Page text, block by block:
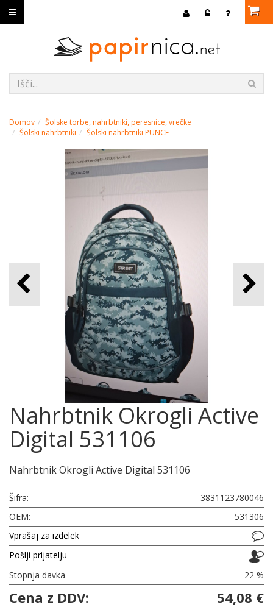
Domov
Šolske torbe, nahrbtniki, peresnice, vrečke
Šolski nahrbtniki
Šolski nahrbtniki PUNCE
Nahrbtnik Okrogli Active
Digital 531106
Nahrbtnik Okrogli Active Digital 531106
Šifra:
3831123780046
OEM:
531306
Vprašaj za izdelek
Pošlji prijatelju
Stopnja davka
22 %
Cena z DDV: 54,08 €